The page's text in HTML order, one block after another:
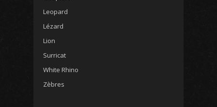
Leopard
Lézard
Lion
Surricat
White Rhino
Zèbres